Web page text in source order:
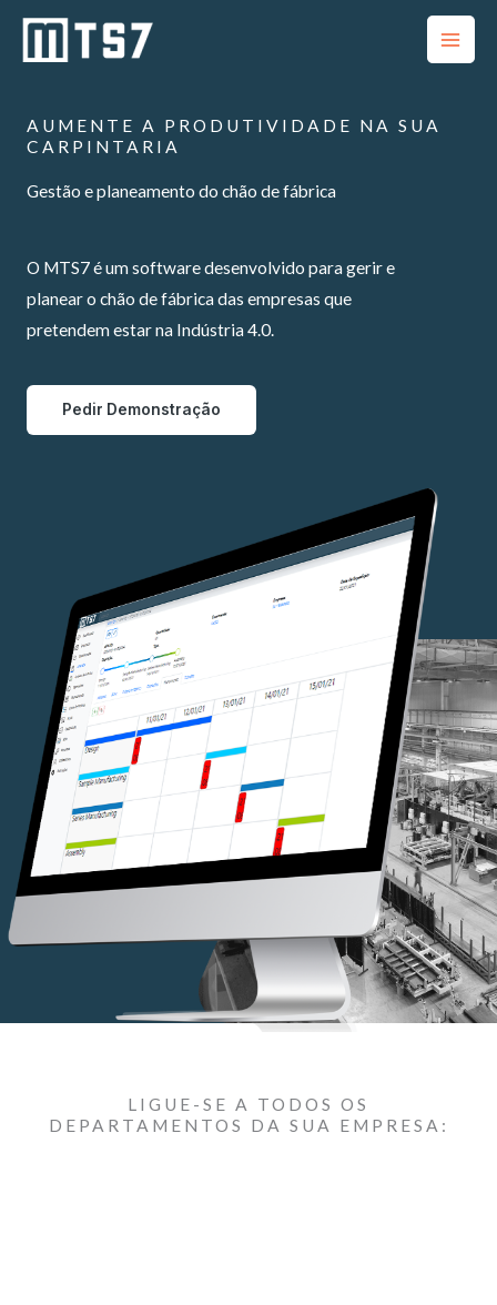
Skip
AUMENTE A PRODUTIVIDADE NA SUA
CARPINTARIA
Gestão e planeamento do chão de fábrica
O MTS7 é um software desenvolvido para gerir e
planear o chão de fábrica das empresas que
pretendem estar na Indústria 4.0.
Pedir Demonstração
LIGUE-SE A TODOS OS
DEPARTAMENTOS DA SUA EMPRESA: